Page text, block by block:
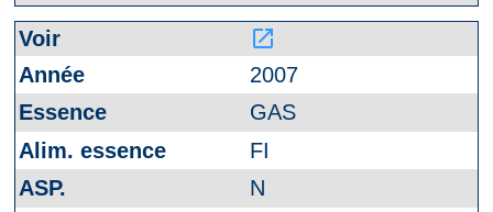
launch
2007
GAS
FI
N